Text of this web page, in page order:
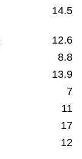
14.5
12.6
8.8
13.9
7
11
17
12